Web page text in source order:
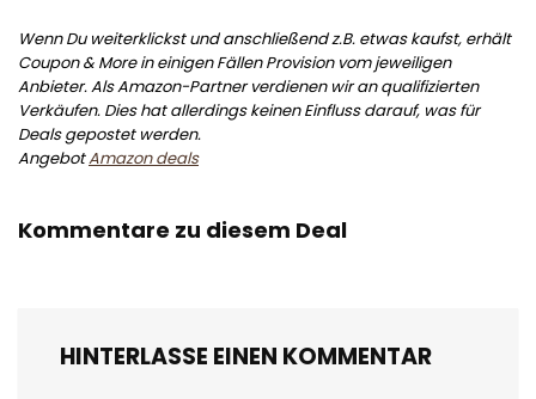
Wenn Du weiterklickst und anschließend z.B. etwas kaufst, erhält
Coupon & More in einigen Fällen Provision vom jeweiligen
Anbieter. Als Amazon-Partner verdienen wir an qualifizierten
Verkäufen. Dies hat allerdings keinen Einfluss darauf, was für
Deals gepostet werden.
AngebotAmazon deals
Kommentare zu diesem Deal
HINTERLASSE EINEN KOMMENTAR